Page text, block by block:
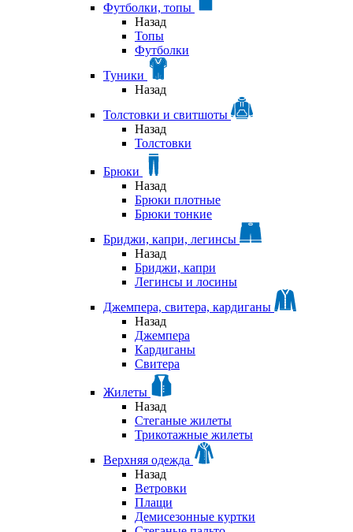
Футболки, топы
Назад
Топы
Футболки
Туники
Назад
Толстовки и свитшоты
Назад
Толстовки
Брюки
Назад
Брюки плотные
Брюки тонкие
Бриджи, капри, легинсы
Назад
Бриджи, капри
Легинсы и лосины
Джемпера, свитера, кардиганы
Назад
Джемпера
Кардиганы
Свитера
Жилеты
Назад
Стеганые жилеты
Трикотажные жилеты
Верхняя одежда
Назад
Ветровки
Плащи
Демисезонные куртки